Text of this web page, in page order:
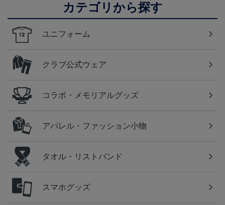
カテゴリから探す
ユニフォーム
クラブ公式ウェア
コラボ・メモリアルグッズ
アパレル・ファッション小物
タオル・リストバンド
スマホグッズ